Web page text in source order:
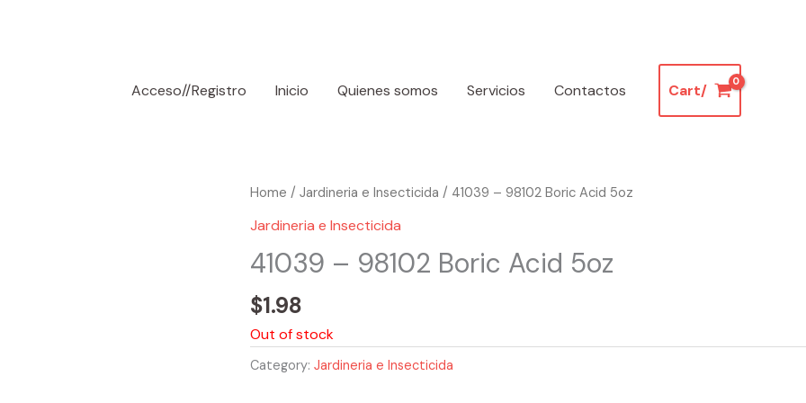
Acceso//Registro
Inicio Quienes somos Servicios Contactos Cart/
Home / Jardineria e Insecticida / 41039 – 98102 Boric Acid 5oz
Jardineria e Insecticida
41039 – 98102 Boric Acid 5oz
$1.98
Out of stock
Category: Jardineria e Insecticida